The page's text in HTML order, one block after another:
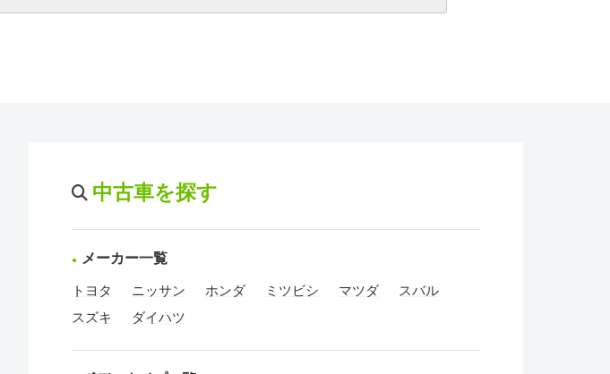
中古車を探す
メーカー一覧
トヨタ ニッサン ホンダ ミツビシ マツダ
スバル
スズキ
ダイハツ